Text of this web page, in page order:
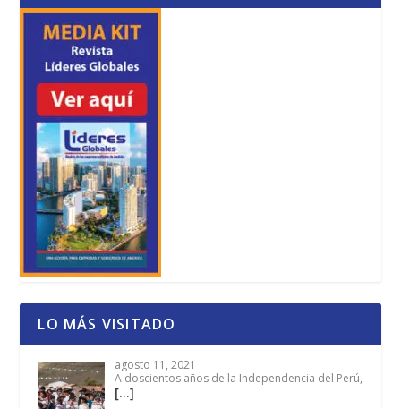
LO MÁS VISITADO
agosto 11, 2021
A doscientos años de la Independencia del Perú,
[…]